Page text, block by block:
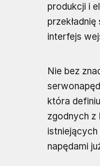
produkcji i
interfejs
Nie bez
która
zgodnych z
napędami